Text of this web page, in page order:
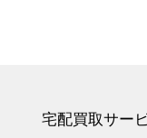
宅配買取サー